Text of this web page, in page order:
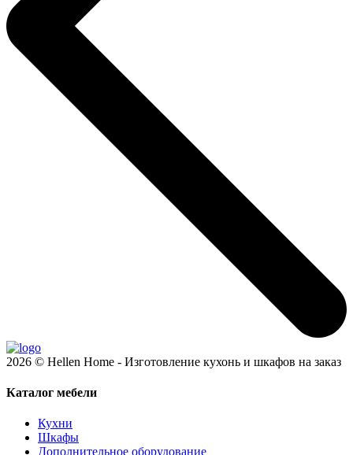
2026 © Hellen Home - Изготовление кухонь и шкафов на заказ
Каталог мебели
Кухни
Шкафы
Дополнительное оборудование